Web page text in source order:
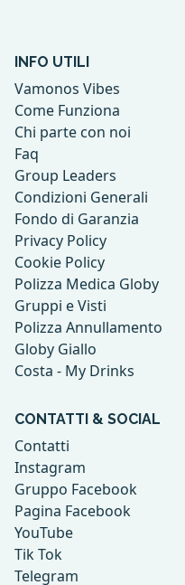
INFO UTILI
Vamonos Vibes
Come Funziona
Chi parte con noi
Faq
Group Leaders
Condizioni Generali
Fondo di Garanzia
Privacy Policy
Cookie Policy
Polizza Medica Globy
Gruppi e Visti
Polizza Annullamento
Globy Giallo
Costa - My Drinks
CONTATTI & SOCIAL
Contatti
Instagram
Gruppo Facebook
Pagina Facebook
YouTube
Tik Tok
Telegram